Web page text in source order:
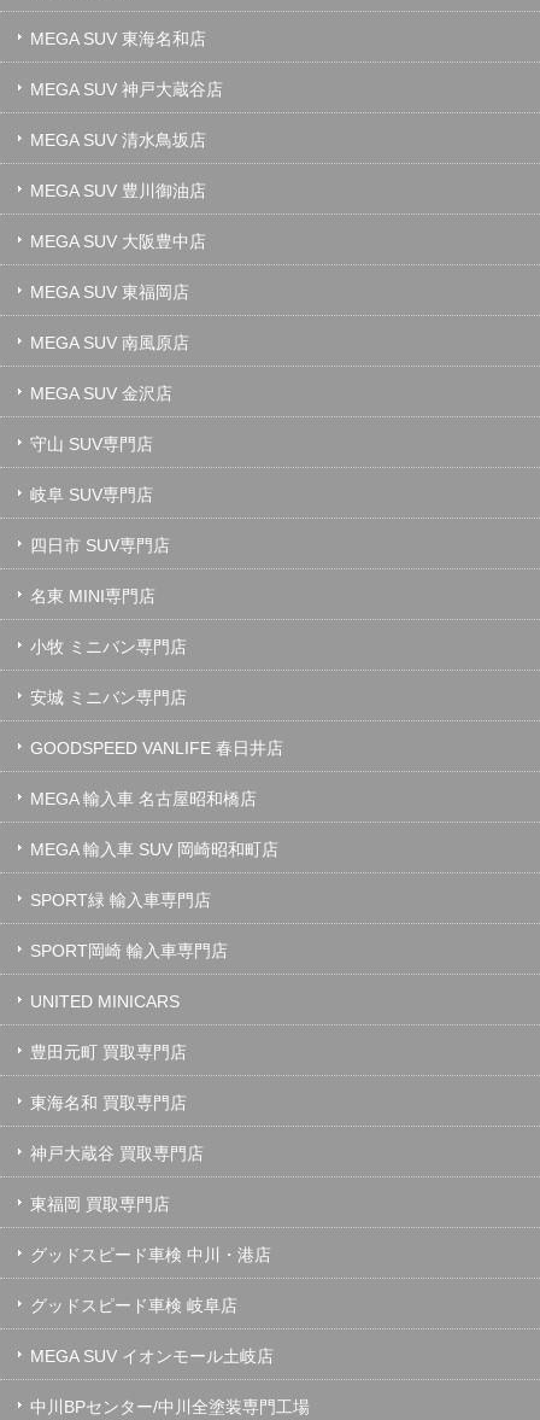
MEGA SUV 東海名和店
MEGA SUV 神戸大蔵谷店
MEGA SUV 清水鳥坂店
MEGA SUV 豊川御油店
MEGA SUV 大阪豊中店
MEGA SUV 東福岡店
MEGA SUV 南風原店
MEGA SUV 金沢店
守山 SUV専門店
岐阜 SUV専門店
四日市 SUV専門店
名東 MINI専門店
小牧 ミニバン専門店
安城 ミニバン専門店
GOODSPEED VANLIFE 春日井店
MEGA 輸入車 名古屋昭和橋店
MEGA 輸入車 SUV 岡崎昭和町店
SPORT緑 輸入車専門店
SPORT岡崎 輸入車専門店
UNITED MINICARS
豊田元町 買取専門店
東海名和 買取専門店
神戸大蔵谷 買取専門店
東福岡 買取専門店
グッドスピード車検 中川・港店
グッドスピード車検 岐阜店
MEGA SUV イオンモール土岐店
中川BPセンター/中川全塗装専門工場